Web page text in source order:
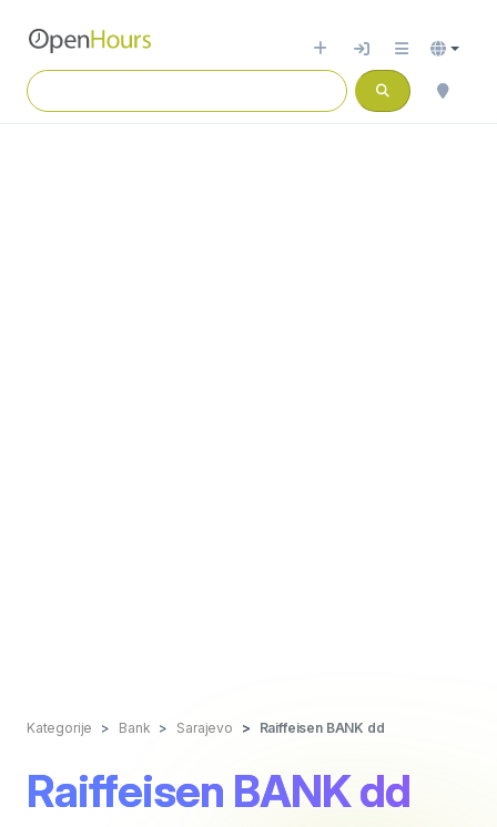
Kategorije Bank Sarajevo Raiffeisen BANK dd
Raiffeisen BANK dd